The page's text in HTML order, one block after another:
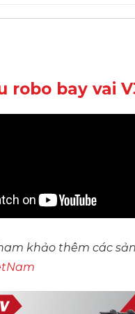
robo bay vai
khảo thêm các